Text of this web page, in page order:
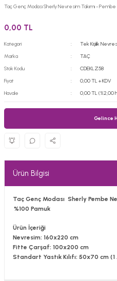
Taç Genç Modası Sherly Nevresim Takımı - Pembe
0,00 TL
Kategori
Tek Kişilik
Marka
TAÇ
Stok Kodu
CDEKLZ58
Fiyat
0,00 TL + KDV
Havale
0,00 TL (%2,00
Gelince
Ürün Bilgisi
Taç Genç Modası Sherly Pembe
%100 Pamuk
Ürün İçeriği
Nevresim: 160x220 cm
Fitte Çarşaf: 100x200 cm
Standart Yastık Kılıfı: 50x70 cm